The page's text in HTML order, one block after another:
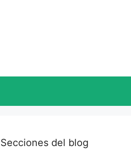
Secciones del blog